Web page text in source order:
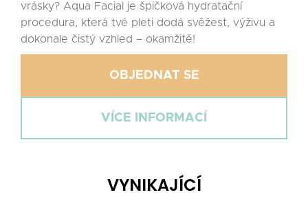
vrásky? Aqua Facial je špičková hydratační
procedura, která tvé pleti dodá svěžest, výživu a
dokonale čistý vzhled – okamžitě!
OBJEDNAT SE
VÍCE INFORMACÍ
VYNIKAJÍCÍ